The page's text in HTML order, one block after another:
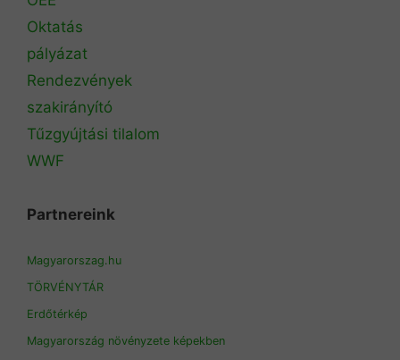
Oktatás
pályázat
Rendezvények
szakirányító
Tűzgyújtási tilalom
WWF
Partnereink
Magyarorszag.hu
TÖRVÉNYTÁR
Erdőtérkép
Magyarország növényzete képekben